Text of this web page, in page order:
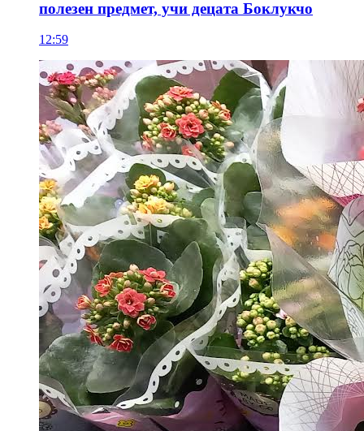
полезен предмет, учи децата Боклукчо
12:59